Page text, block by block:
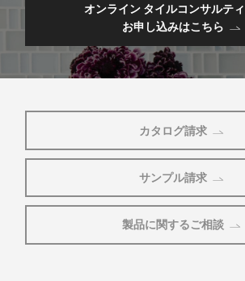
オンライン タイルコンサルテ
お申し込みはこちら
カタログ請求
サンプル請求
製品に関するご相談